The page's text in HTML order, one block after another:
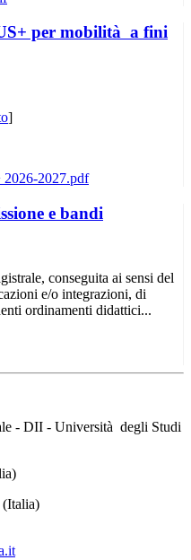
per mobilità a fini
]
e bandi
conseguita ai sensi del
e/o integrazioni, di
ordinamenti didattici...
- DII - Università degli Studi
(Italia)